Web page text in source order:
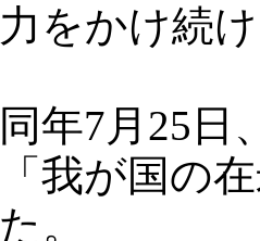
力をかけ続
同年7月25日
「我が国の
た。